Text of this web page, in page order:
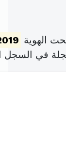
الهوية
في السجل